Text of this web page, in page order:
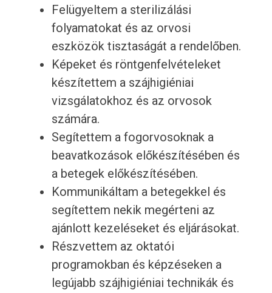
Felügyeltem a sterilizálási
folyamatokat és az orvosi
eszközök tisztaságát a rendelőben.
Képeket és röntgenfelvételeket
készítettem a szájhigiéniai
vizsgálatokhoz és az orvosok
számára.
Segítettem a fogorvosoknak a
beavatkozások előkészítésében és
a betegek előkészítésében.
Kommunikáltam a betegekkel és
segítettem nekik megérteni az
ajánlott kezeléseket és eljárásokat.
Részvettem az oktatói
programokban és képzéseken a
legújabb szájhigiéniai technikák és